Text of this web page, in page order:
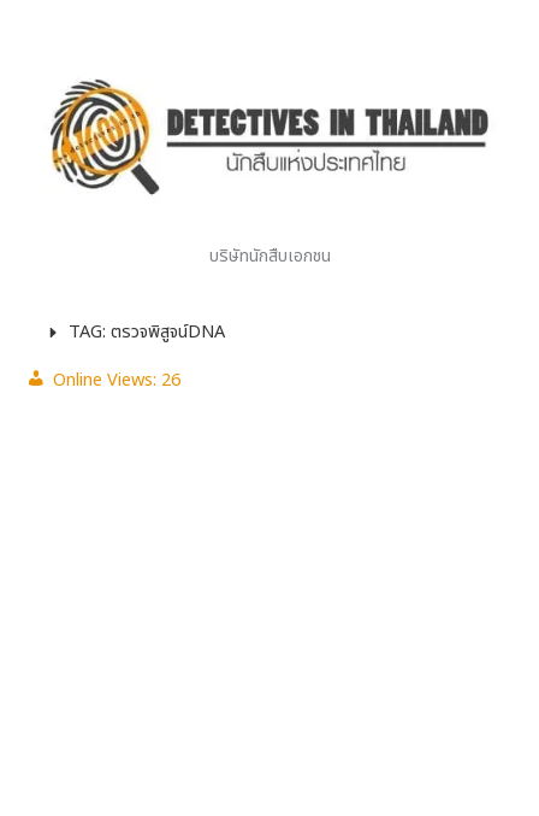
บริษัทนักสืบเอกชน
TAG: ตรวจพิสูจน์DNA
Online Views: 26